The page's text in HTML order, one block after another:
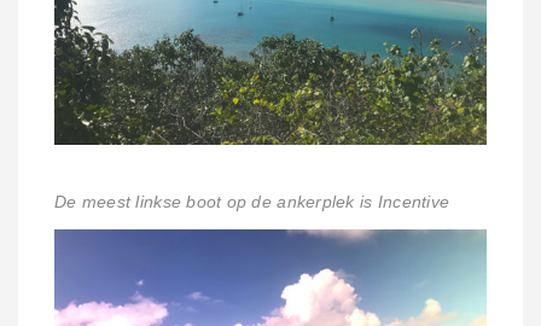
De meest linkse boot op de ankerplek is Incentive